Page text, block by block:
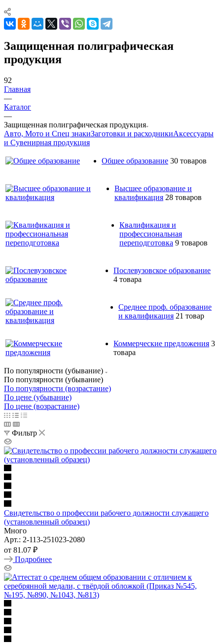
Защищенная полиграфическая
продукция
92
Главная
—
Каталог
—
Защищенная полиграфическая продукция
Авто, Мото и Спец знакиЗаготовки и расходникиАксессуары
и Сувенирная продукция
Общее образование 30 товаров
Высшее образование и
квалификация 28 товаров
Квалификация и
профессиональная
переподготовка 9 товаров
Послевузовское образование
4 товара
Среднее проф. образование
и квалификация 21 товар
Коммерческие предложения 3
товара
По популярности (убывание)
По популярности (убывание)
По популярности (возрастание)
По цене (убывание)
По цене (возрастание)
Фильтр
Свидетельство о профессии рабочего должности служащего
(установленный образец)
Много
Арт.: 2-113-251023-2080
от 81.07 ₽
Подробнее